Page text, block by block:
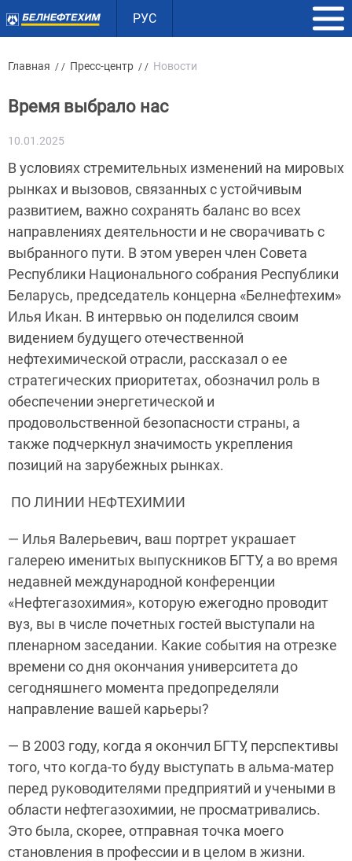
РУС
Главная / / Пресс-центр / / Новости
Время выбрало нас
10.01.2025
В условиях стремительных изменений на мировых
рынках и вызовов, связанных с устойчивым
развитием, важно сохранять баланс во всех
направлениях деятельности и не сворачивать с
выбранного пути. В этом уверен член Совета
Республики Национального собрания Республики
Беларусь, председатель концерна «Белнефтехим»
Илья Икан. В интервью он поделился своим
видением будущего отечественной
нефтехимической отрасли, рассказал о ее
стратегических приоритетах, обозначил роль в
обеспечении энергетической и
продовольственной безопасности страны, а
также подчеркнул значимость укрепления
позиций на зарубежных рынках.
ПО ЛИНИИ НЕФТЕХИМИИ
— Илья Валерьевич, ваш портрет украшает
галерею именитых выпускников БГТУ, а во время
недавней международной конференции
«Нефтегазохимия», которую ежегодно проводит
вуз, вы в числе почетных гостей выступали на
пленарном заседании. Какие события на отрезке
времени со дня окончания университета до
сегодняшнего момента предопределяли
направление вашей карьеры?
— В 2003 году, когда я окончил БГТУ, перспективы
того, что когда-то буду выступать в альма-матер
перед руководителями предприятий и учеными в
области нефтегазохимии, не просматривались.
Это была, скорее, отправная точка моего
становления в профессии и в целом в жизни.